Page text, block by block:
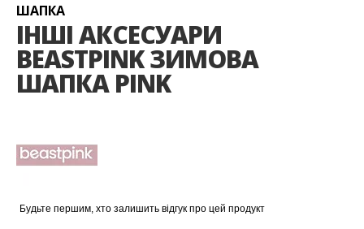
галереї
зображень
ШАПКА
ІНШІ АКСЕСУАРИ
BEASTPINK ЗИМОВА
ШАПКА PINK
Будьте першим, хто залишить відгук про цей продукт